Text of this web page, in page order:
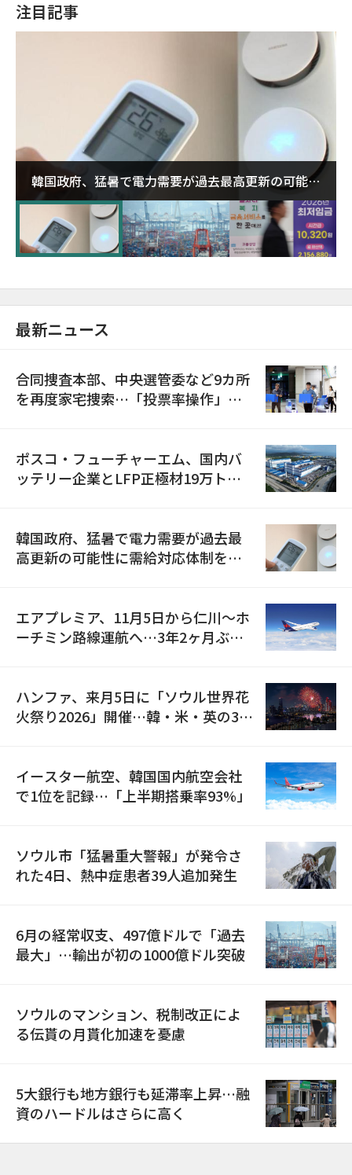
注目記事
韓国政府、猛暑で電力需要が過去最高更新の可能性
に需給対応体制を点検
最新ニュース
合同捜査本部、中央選管委など9カ所
を再度家宅捜索…「投票率操作」の
ポスコ・フューチャーエム、国内バ
ッテリー企業とLFP正極材19万トン
韓国政府、猛暑で電力需要が過去最
高更新の可能性に需給対応体制を点
エアプレミア、11月5日から仁川〜ホ
ーチミン路線運航へ…3年2ヶ月ぶり
ハンファ、来月5日に「ソウル世界花
火祭り2026」開催…韓・米・英の3カ
イースター航空、韓国国内航空会社
で1位を記録…「上半期搭乗率93%」
ソウル市「猛暑重大警報」が発令さ
れた4日、熱中症患者39人追加発生
6月の経常収支、497億ドルで「過去
最大」…輸出が初の1000億ドル突破
ソウルのマンション、税制改正によ
る伝貰の月貰化加速を憂慮
5大銀行も地方銀行も延滞率上昇…融
資のハードルはさらに高く